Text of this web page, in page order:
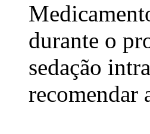
durante o
sedação
recomendar